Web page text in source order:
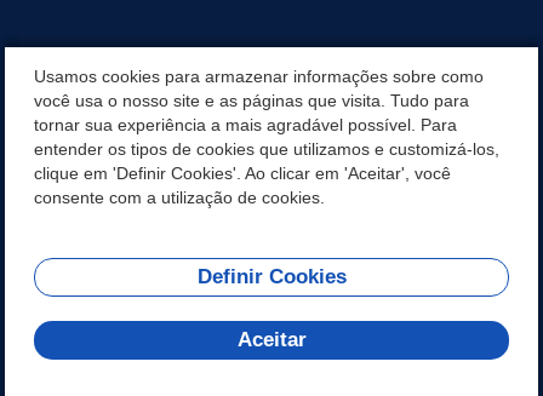
INFORMATIVO PIT
SEGUNDA VIA IPTU
REDES SOCIAIS
Usamos cookies para armazenar informações sobre como
você usa o nosso site e as páginas que visita. Tudo para
tornar sua experiência a mais agradável possível. Para
entender os tipos de cookies que utilizamos e customizá-los,
clique em 'Definir Cookies'. Ao clicar em 'Aceitar', você
consente com a utilização de cookies.
Definir Cookies
Aceitar